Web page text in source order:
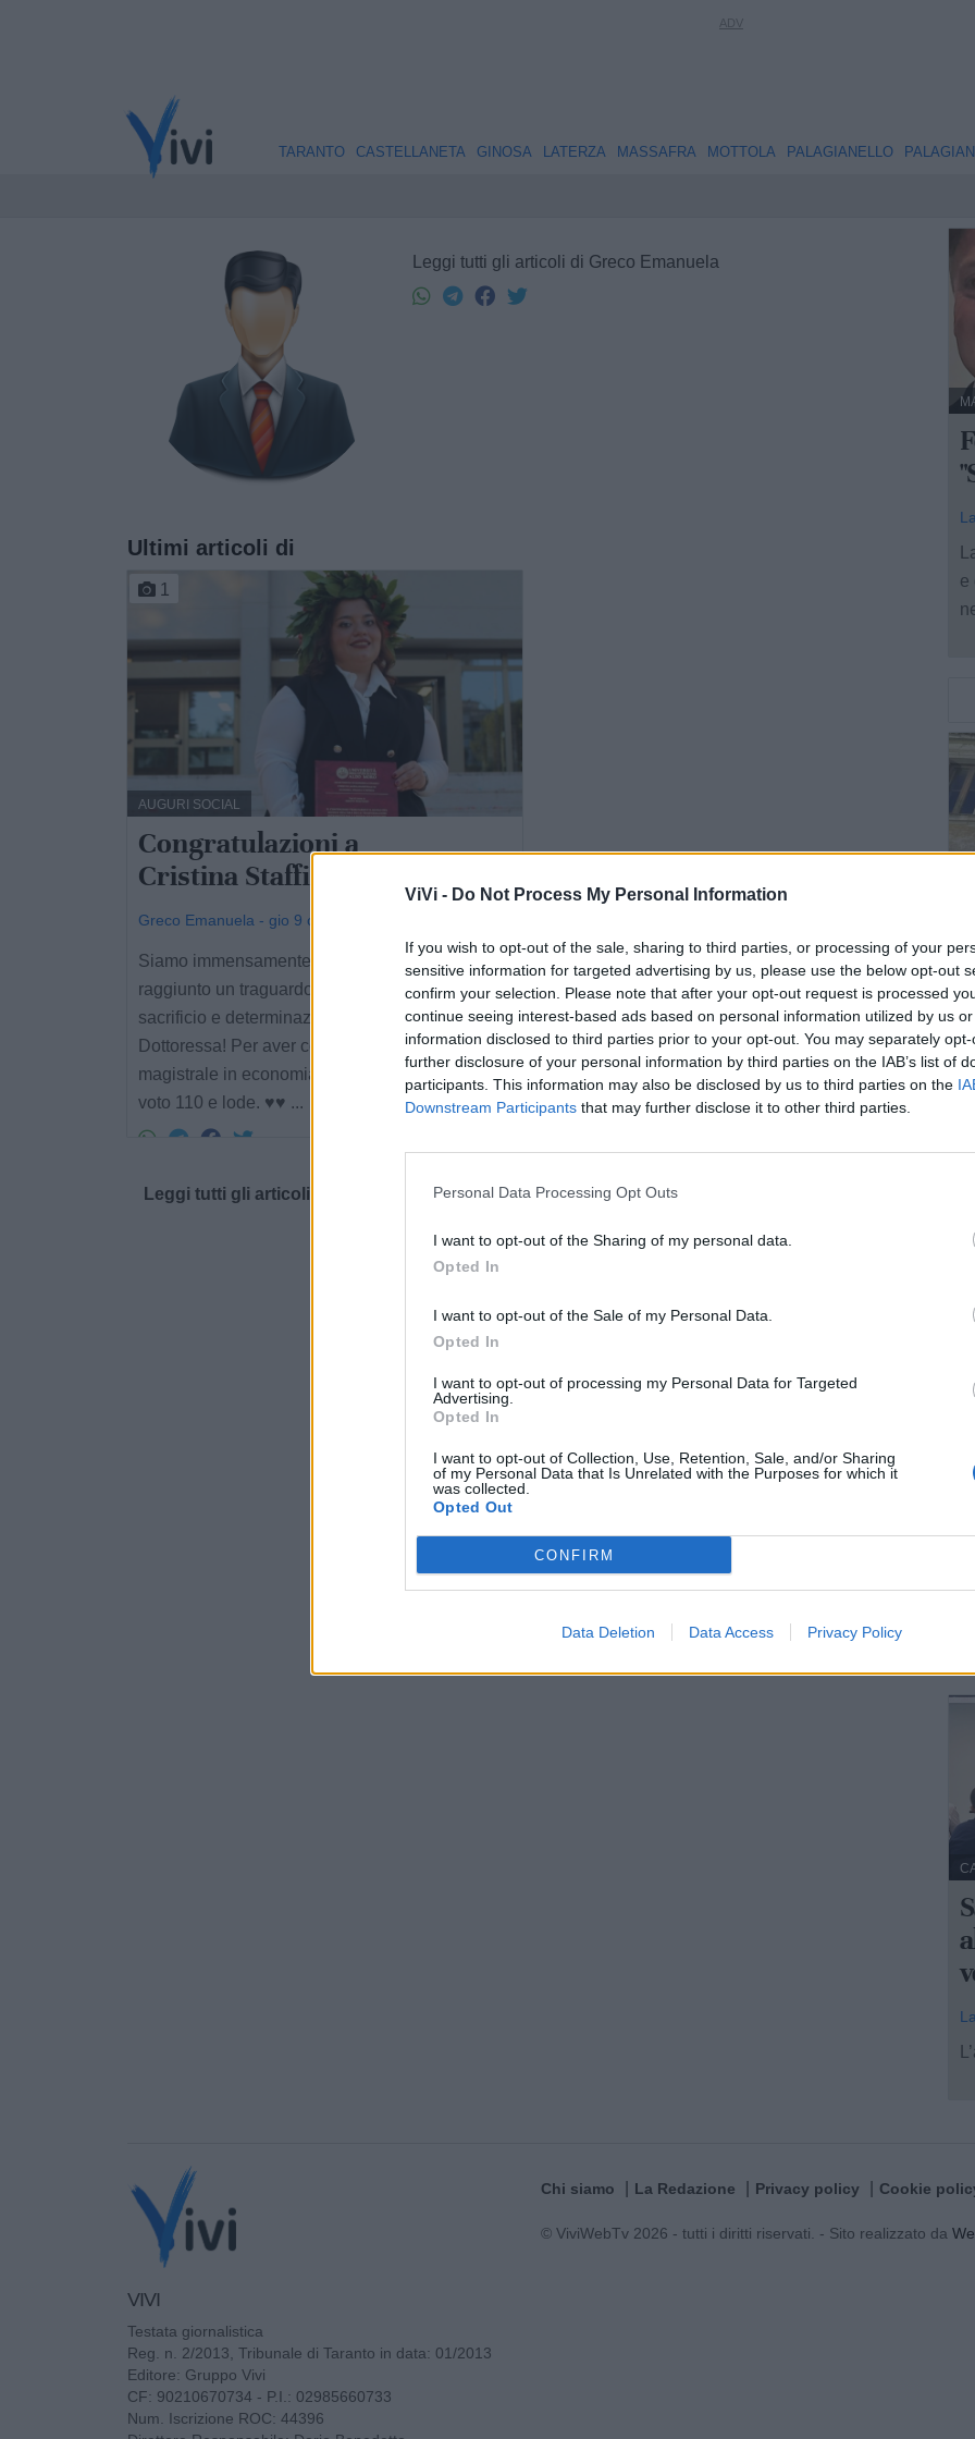
ViVi - Do Not Process My Personal Information
If you wish to opt-out of the sale, sharing to third parties, or processing of your
sensitive information for targeted advertising by us, please use the below opt-out
confirm your selection. Please note that after your opt-out request is processed
continue seeing interest-based ads based on personal information utilized by us
information disclosed to third parties prior to your opt-out. You may separately
further disclosure of your personal information by third parties on the IAB’s list of
participants. This information may also be disclosed by us to third parties on the
Downstream Participants that may further disclose it to other third parties.
Personal Data Processing Opt Outs
I want to opt-out of the Sharing of my personal data.
Opted In
I want to opt-out of the Sale of my Personal Data.
Opted In
I want to opt-out of processing my Personal Data for Targeted
Advertising.
Opted In
I want to opt-out of Collection, Use, Retention, Sale, and/or Sharing
of my Personal Data that Is Unrelated with the Purposes for which it
was collected.
Opted Out
CONFIRM
Data Deletion Data Access Privacy Policy
TARANTO CASTELLANETA GINOSA LATERZA MASSAFRA MOTTOLA PALAGIANELLO
Leggi tutti gli articoli di Greco Emanuela
Ultimi articoli di
1
AUGURI SOCIAL
Congratulazioni a
Cristina Staffieri
Greco Emanuela - gio 9 ottobre 2025
Siamo immensamente orgogliosi di te! Hai
raggiunto un traguardo importante con impegno,
sacrificio e determinazione. Congratulazioni,
Dottoressa! Per aver conseguito la tua laurea
magistrale in economia, finanza e impresa con il
voto 110 e lode. ♥️♥️ ...
Leggi tutti gli articoli di
e
VIVI
Testata giornalistica
Reg. n. 2/2013, Tribunale di Taranto in data: 01/2013
Editore: Gruppo Vivi
CF: 90210670734 - P.I.: 02985660733
Num. Iscrizione ROC: 44396
Chi siamo La Redazione Privacy policy Cookie
© ViviWebTv 2026 - tutti i diritti riservati. - Sito realizzato da We